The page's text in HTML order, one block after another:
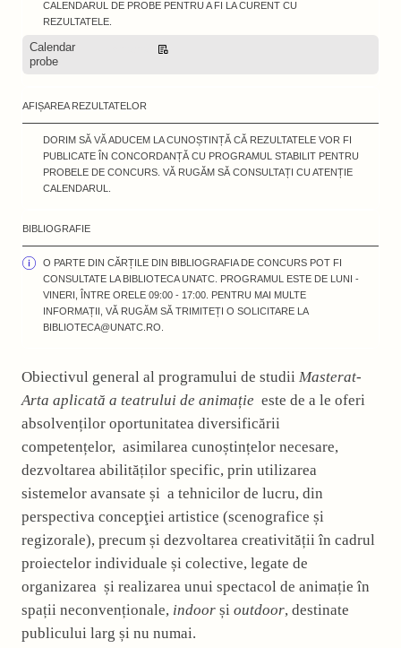
CALENDARUL DE PROBE PENTRU A FI LA CURENT CU
REZULTATELE.
Calendar
probe
AFIȘAREA REZULTATELOR
DORIM SĂ VĂ ADUCEM LA CUNOȘTINȚĂ CĂ REZULTATELE VOR FI
PUBLICATE ÎN CONCORDANȚĂ CU PROGRAMUL STABILIT PENTRU
PROBELE DE CONCURS. VĂ RUGĂM SĂ CONSULTAȚI CU ATENȚIE
CALENDARUL.
BIBLIOGRAFIE
O PARTE DIN CĂRȚILE DIN BIBLIOGRAFIA DE CONCURS POT FI
CONSULTATE LA BIBLIOTECA UNATC. PROGRAMUL ESTE DE LUNI -
VINERI, ÎNTRE ORELE 09:00 - 17:00. PENTRU MAI MULTE
INFORMAȚII, VĂ RUGĂM SĂ TRIMITEȚI O SOLICITARE LA
BIBLIOTECA@UNATC.RO.
Obiectivul general al programului de studii Masterat-
Arta aplicată a teatrului de animație este de a le oferi
absolvenților oportunitatea diversificării
competențelor, asimilarea cunoștințelor necesare,
dezvoltarea abilităților specific, prin utilizarea
sistemelor avansate și a tehnicilor de lucru, din
perspectiva concepţiei artistice (scenografice și
regizorale), precum și dezvoltarea creativității în cadrul
proiectelor individuale și colective, legate de
organizarea și realizarea unui spectacol de animație în
spații neconvenționale, indoor și outdoor, destinate
publicului larg și nu numai.